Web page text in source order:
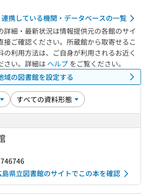
連携している機関・データベースの一覧
詳細・最新状況は情報提供元の各館のサイ
接ご確認ください。所蔵館から取寄せるこ
の利用方法は、ご自身が利用されるお近く
さい。詳細は ヘルプ をご覧ください。
域の図書館を設定する
島県立図書館のサイトでこの本を確認